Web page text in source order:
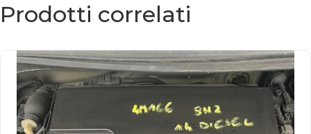
Prodotti correlati